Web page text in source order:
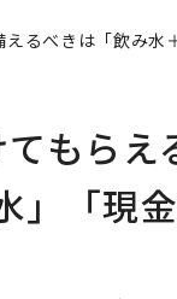
るべきは「飲み水
もら
」「現